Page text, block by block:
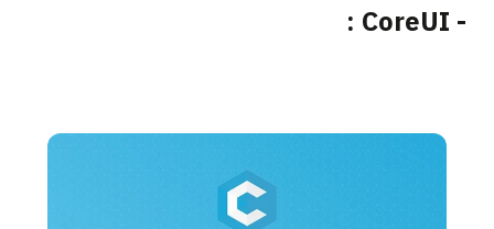
- CoreUI :